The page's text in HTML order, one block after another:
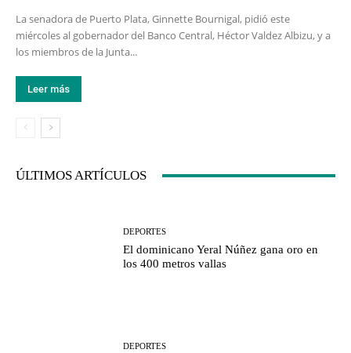
La senadora de Puerto Plata, Ginnette Bournigal, pidió este
miércoles al gobernador del Banco Central, Héctor Valdez Albizu, y a
los miembros de la Junta...
Leer más
ÚLTIMOS ARTÍCULOS
DEPORTES
El dominicano Yeral Núñez gana oro en
los 400 metros vallas
DEPORTES